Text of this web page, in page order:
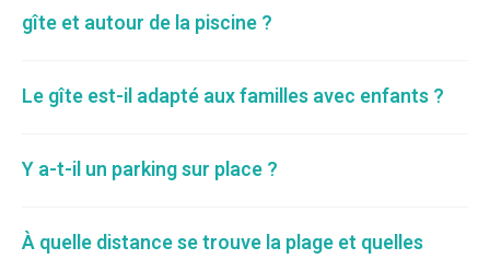
gîte et autour de la piscine ?
Le gîte est-il adapté aux familles avec enfants ?
Y a-t-il un parking sur place ?
À quelle distance se trouve la plage et quelles